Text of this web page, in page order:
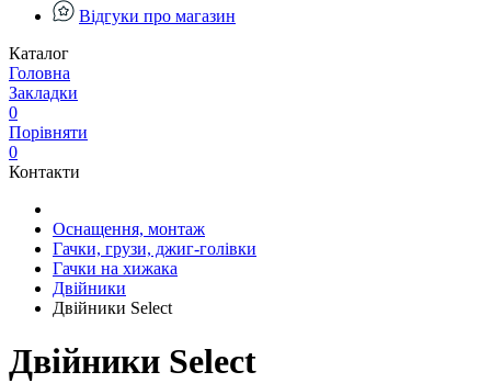
Відгуки про магазин
Каталог
Головна
Закладки
0
Порівняти
0
Контакти
Оснащення, монтаж
Гачки, грузи, джиг-голівки
Гачки на хижака
Двійники
Двійники Select
Двійники Select